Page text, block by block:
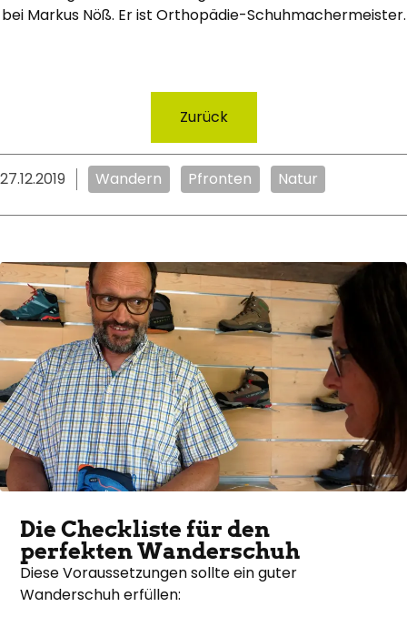
bei Markus Nöß. Er ist Orthopädie-Schuhmachermeister.
Zurück
27.12.2019 Wandern Pfronten Natur
Die Checkliste für den
perfekten Wanderschuh
Diese Voraussetzungen sollte ein guter
Wanderschuh erfüllen: